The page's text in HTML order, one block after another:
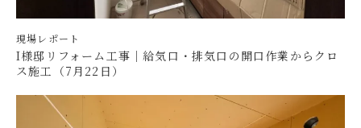
現場レポート
I様邸リフォーム工事｜給気口・排気口の開口作業からクロ
ス施工（7月22日）